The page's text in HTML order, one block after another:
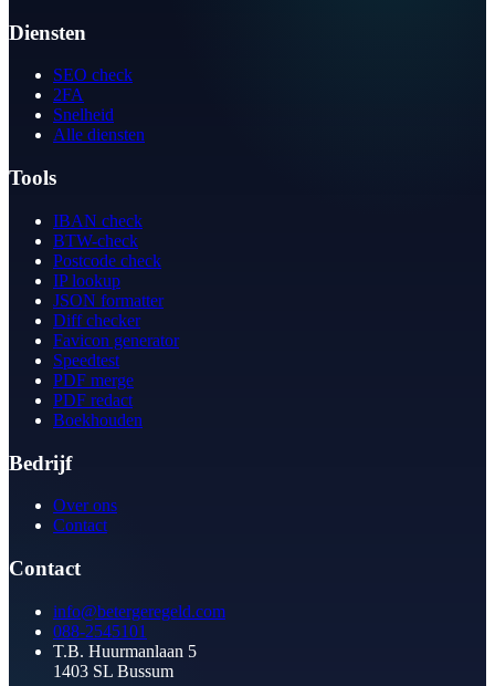
Diensten
SEO check
2FA
Snelheid
Alle diensten
Tools
IBAN check
BTW-check
Postcode check
IP lookup
JSON formatter
Diff checker
Favicon generator
Speedtest
PDF merge
PDF redact
Boekhouden
Bedrijf
Over ons
Contact
Contact
info@betergeregeld.com
088-2545101
T.B. Huurmanlaan 5
1403 SL Bussum